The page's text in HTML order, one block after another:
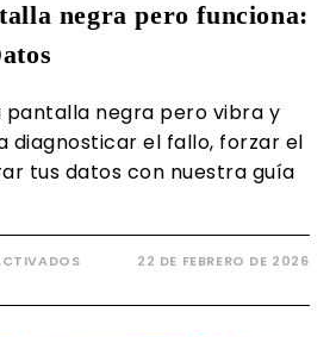
negra pero funciona:
pantalla negra pero vibra y
diagnosticar el fallo, forzar el
tus datos con nuestra guía
22 DE FEBRERO DE 2026